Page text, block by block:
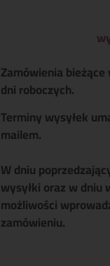
Zamówienia
dni roboczych.
Terminy wysyłek
mailem.
W dniu
wysyłki oraz w dniu
możliwości
zamówieniu.